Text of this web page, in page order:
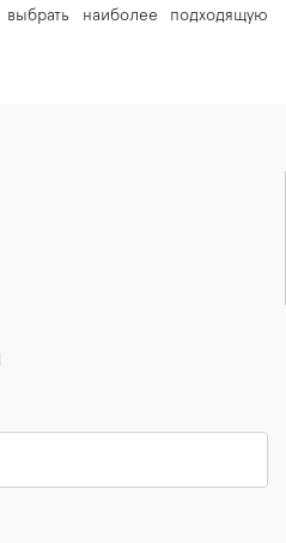
наиболее подходящую